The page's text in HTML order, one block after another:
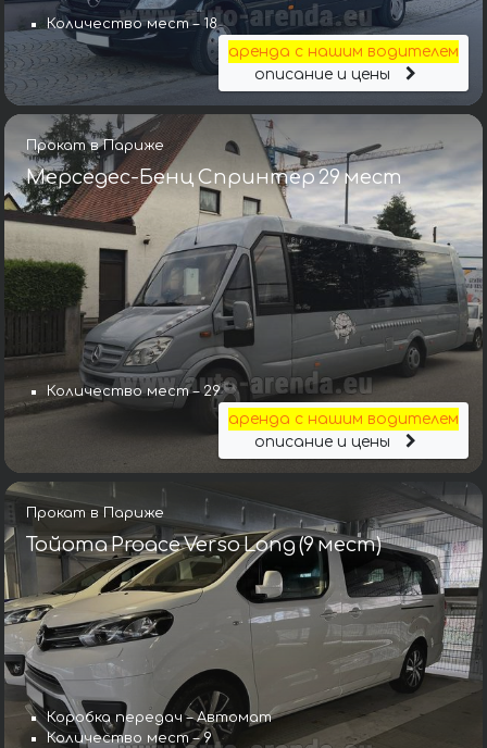
Количество мест – 18
аренда с нашим водителем
описание и цены
Прокат в Париже
Мерседес-Бенц Спринтер 29 мест
Количество мест – 29
аренда с нашим водителем
описание и цены
Прокат в Париже
Тойота Proace Verso Long (9 мест)
Коробка передач – Автомат
Количество мест – 9